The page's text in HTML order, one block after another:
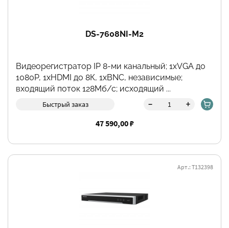
DS-7608NI-M2
Видеорегистратор IP 8-ми канальный; 1хVGA до
1080Р, 1хHDMI до 8К, 1хBNC, независимые;
входящий поток 128Мб/с; исходящий ...
Быстрый заказ - +
47 590,00 ₽
Арт.: Т132398